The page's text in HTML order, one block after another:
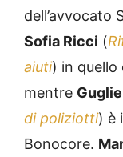
dell’avvocato
Sofia Ricci (
aiuti) in quello
mentre
di poliziotti) è
Bonocore.